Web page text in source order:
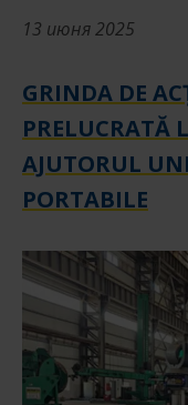
13 июня 2025
GRINDA DE
PRELUCRATĂ
AJUTORUL
PORTABILE